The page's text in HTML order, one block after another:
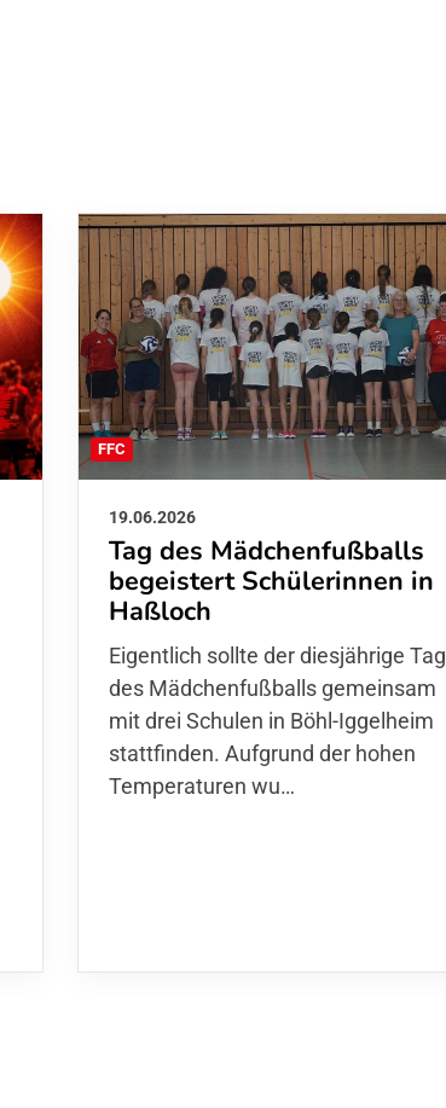
FFC
19.06.2026
Tag des Mädchenfußballs
begeistert Schülerinnen in
Haßloch
Eigentlich sollte der diesjährige Tag
des Mädchenfußballs gemeinsam
mit drei Schulen in Böhl-Iggelheim
stattfinden. Aufgrund der hohen
Temperaturen wu…